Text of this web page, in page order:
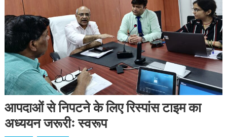
आपदाओं से निपटने के लिए रिस्पांस टाइम का
अध्ययन जरूरीः स्वरूप